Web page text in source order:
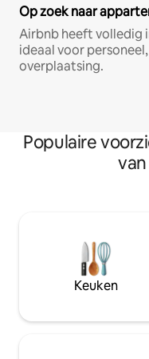
Op zoek naar
Airbnb heeft volledig
ideaal voor
overplaatsing.
Populaire
Keuken